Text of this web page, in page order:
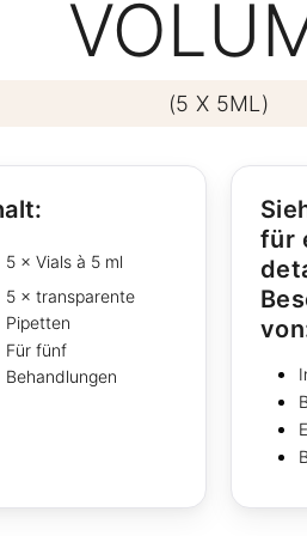
(5 X 5ML)
5 × Vials à 5 ml
5 × transparente
Pipetten
Für fünf
Behandlungen
für